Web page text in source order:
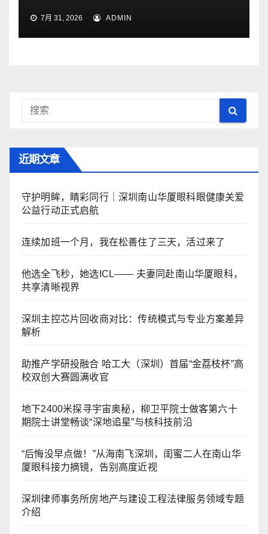
7月 31, 2026 ADMIN
近期文章
守护明眸，睛彩同行｜深圳南山华厦眼科眼健康关爱
公益行动正式启航
连续加班一个月，我在松善住了三天，活过来了
他选全飞秒，她选ICL—— 夫妻同赴南山华厦眼科，
共享清晰视界
深圳主控芯片回收商对比：传统模式与专业方案差异
解析
助推产学研投融合 哈工大（深圳）首届“金荔枝杯”高
校双创大赛圆满收官
地下2400米探寻宇宙奥秘，柳卫平院士做客第六十
期院士讲堂畅谈“深地追星”与核科技前沿
“后悔没早点做！”从海南飞深圳，闺蜜二人在南山华
厦眼科接力摘镜，告别高度近视
深圳律师事务所房地产与建设工程法律服务领域专题
介绍